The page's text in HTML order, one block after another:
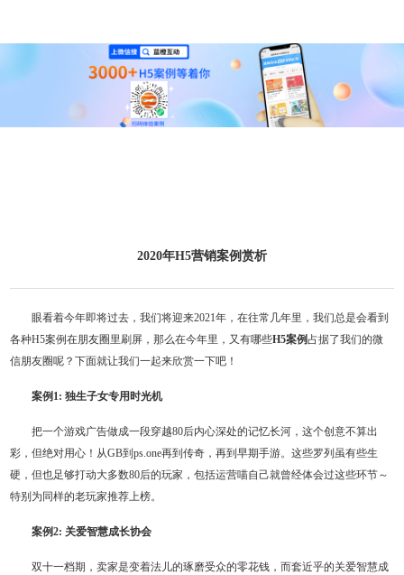
2020年H5营销案例赏析
眼看着今年即将过去，我们将迎来2021年，在往常几年里，我们总是会看到
各种H5案例在朋友圈里刷屏，那么在今年里，又有哪些H5案例占据了我们的微
信朋友圈呢？下面就让我们一起来欣赏一下吧！
案例1: 独生子女专用时光机
把一个游戏广告做成一段穿越80后内心深处的记忆长河，这个创意不算出
彩，但绝对用心！从GB到ps.one再到传奇，再到早期手游。这些罗列虽有些生
硬，但也足够打动大多数80后的玩家，包括运营喵自己就曾经体会过这些环节～
特别为同样的老玩家推荐上榜。
案例2: 关爱智慧成长协会
双十一档期，卖家是变着法儿的琢磨受众的零花钱，而套近乎的关爱智慧成